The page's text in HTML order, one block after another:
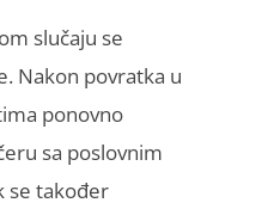
slučaju se
Nakon povratka u
ponovno
sa poslovnim
se također